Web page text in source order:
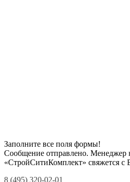
Заполните все поля формы!
Сообщение отправлено. Менеджер
«СтройСитиКомплект» свяжется
8 (495) 320-02-01